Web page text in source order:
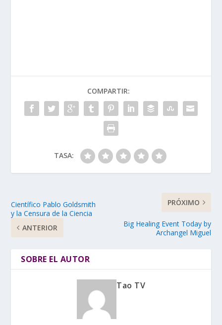
COMPARTIR:
TASA:
Científico Pablo Goldsmith
y la Censura de la Ciencia
ANTERIOR
PRÓXIMO
Big Healing Event Today by
Archangel Miguel
SOBRE EL AUTOR
Tao TV